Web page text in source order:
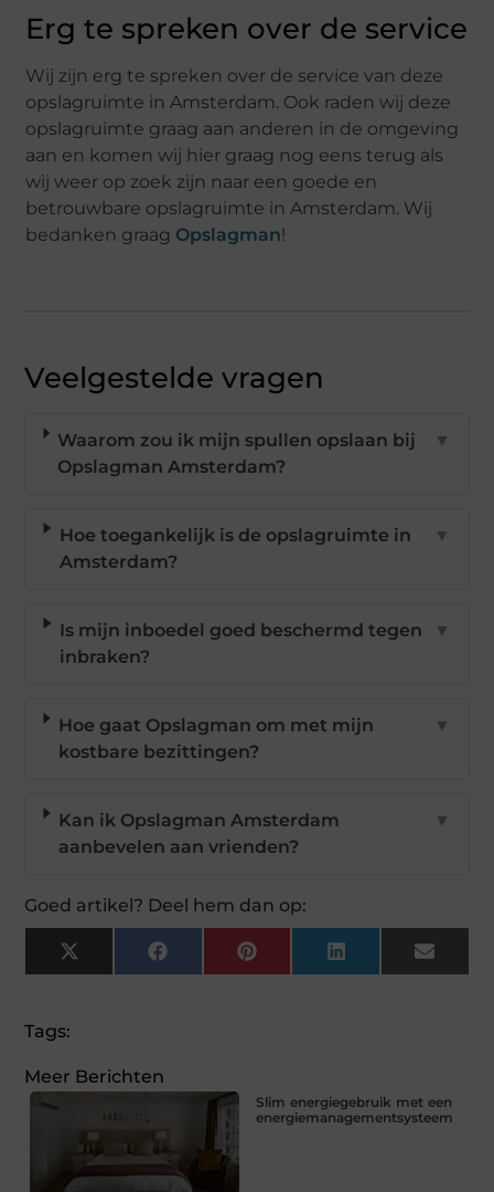
Erg te spreken over de service
Wij zijn erg te spreken over de service van deze
opslagruimte in Amsterdam. Ook raden wij deze
opslagruimte graag aan anderen in de omgeving
aan en komen wij hier graag nog eens terug als
wij weer op zoek zijn naar een goede en
betrouwbare opslagruimte in Amsterdam. Wij
bedanken graag Opslagman!
Veelgestelde vragen
Waarom zou ik mijn spullen opslaan bij
Opslagman Amsterdam?
▼
Hoe toegankelijk is de opslagruimte in
Amsterdam?
▼
Is mijn inboedel goed beschermd tegen
inbraken?
▼
Hoe gaat Opslagman om met mijn
kostbare bezittingen?
▼
Kan ik Opslagman Amsterdam
aanbevelen aan vrienden?
▼
Goed artikel? Deel hem dan op:
X
(Twitter)
FacebookPinterestLinkedIn Email
Tags:
Meer Berichten
Slim energiegebruik met een
energiemanagementsysteem